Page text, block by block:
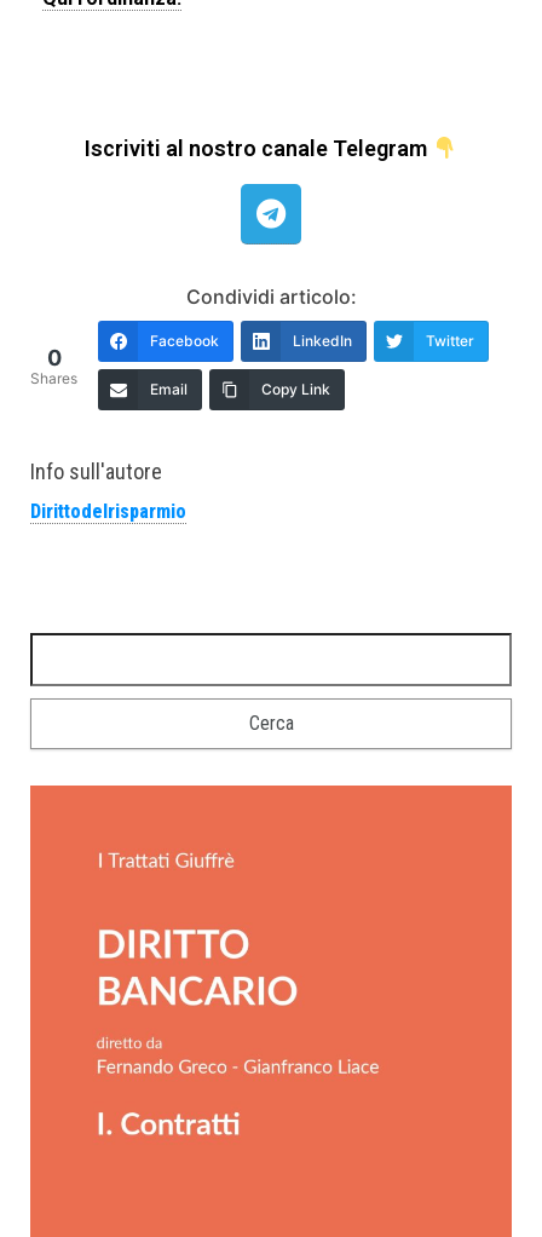
Iscriviti al nostro canale Telegram
Condividi articolo:
0
Shares
Facebook LinkedIn Twitter
Email Copy Link
Info sull'autore
Dirittodelrisparmio